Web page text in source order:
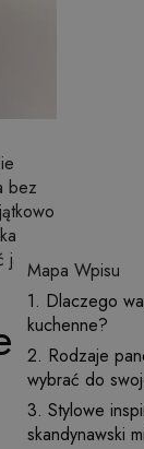
bez
jakMapa Wpisu
1. Dlaczego
kuchenne?
2. Rodzaje
wybrać do
3. Stylowe
skandynawski